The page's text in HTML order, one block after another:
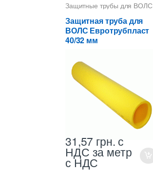
Защитные трубы для ВОЛС
40 мм
Защитная труба для
ВОЛС Евротрубпласт
40/32 мм
31,57 грн. с
НДС за метр
с НДС